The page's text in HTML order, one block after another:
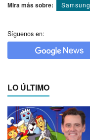
Mira más sobre: Samsung
Síguenos en:
LO ÚLTIMO